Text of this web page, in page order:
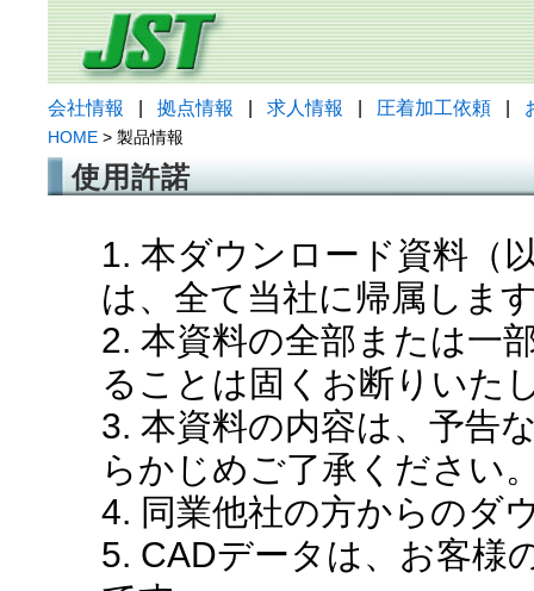
会社情報 拠点情報 求人情報 圧着加工依頼
HOME > 製品情報
使用許諾
1. 本ダウンロード資料（
は、全て当社に帰属しま
2. 本資料の全部または一
ることは固くお断りいた
3. 本資料の内容は、予告
らかじめご了承ください
4. 同業他社の方からのダ
5. CADデータは、お客様